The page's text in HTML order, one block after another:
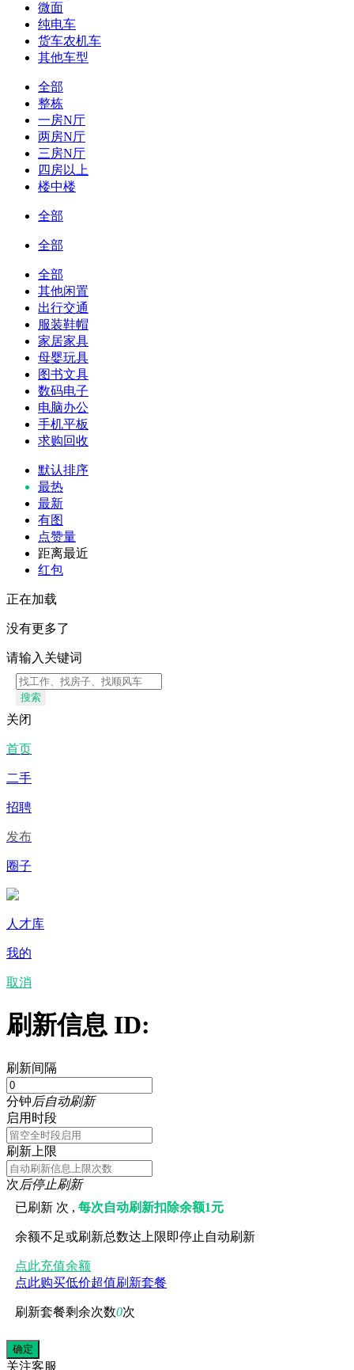
微面
纯电车
货车农机车
其他车型
全部
整栋
一房N厅
两房N厅
三房N厅
四房以上
楼中楼
全部
全部
全部
其他闲置
出行交通
服装鞋帽
家居家具
母婴玩具
图书文具
数码电子
电脑办公
手机平板
求购回收
默认排序
最热
最新
有图
点赞量
距离最近
红包
正在加载
没有更多了
请输入关键词
搜索
关闭
首页
二手
招聘
发布
圈子
人才库
我的
取消
刷新信息 ID:
刷新间隔
分钟后自动刷新
启用时段
刷新上限
次后停止刷新
已刷新 次 ,每次自动刷新扣除余额1元
余额不足或刷新总数达上限即停止自动刷新
点此充值余额
点此购买低价超值刷新套餐
刷新套餐剩余次数0次
关注客服